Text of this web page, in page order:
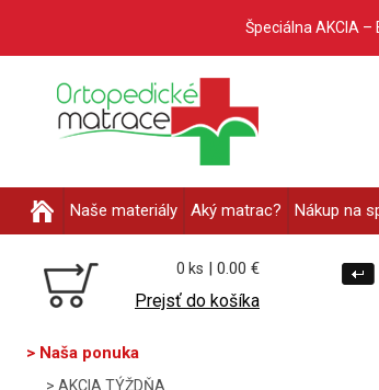
Špeciálna AKCIA
Naše materiály Aký matrac? Nákup na
0 ks | 0.00 €
Prejsť do košíka
Naša ponuka
AKCIA TÝŽDŇA